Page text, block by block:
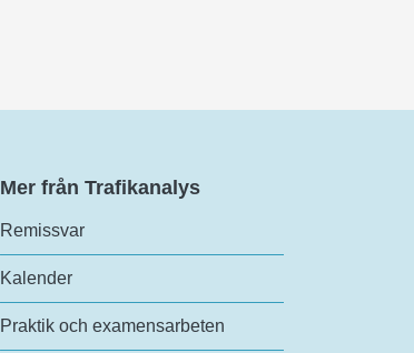
Mer från Trafikanalys
Remissvar
Kalender
Praktik och examensarbeten